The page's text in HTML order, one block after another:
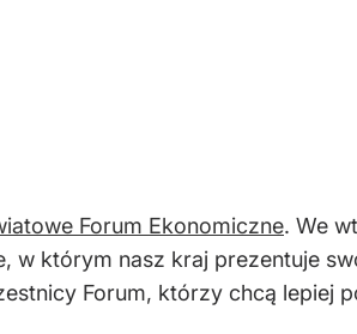
Forum Ekonomiczne. We
w którym nasz kraj prezentuje
Forum, którzy chcą lepiej